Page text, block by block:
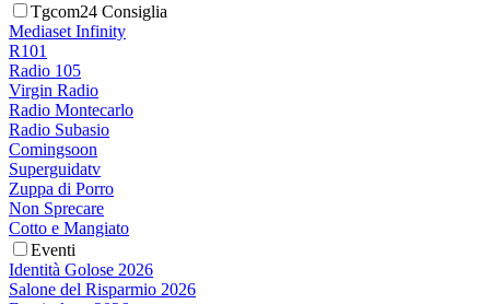
Tgcom24 Consiglia
Mediaset Infinity
R101
Radio 105
Virgin Radio
Radio Montecarlo
Radio Subasio
Comingsoon
Superguidatv
Zuppa di Porro
Non Sprecare
Cotto e Mangiato
Eventi
Identità Golose 2026
Salone del Risparmio 2026